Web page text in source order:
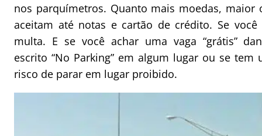
nos parquímetros. Quanto mais moedas,
aceitam até notas e cartão de crédito. Se
multa. E se você achar uma vaga “grátis”
escrito “No Parking” em algum lugar ou se
risco de parar em lugar proibido.